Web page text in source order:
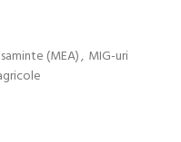
(MEA), MIG-uri